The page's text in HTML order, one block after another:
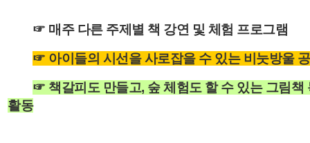
☞ 매주 다른 주제별 책 강연 및 체험 프로그램
☞ 아이들의 시선을 사로잡을 수 있는 비눗방울
☞ 책갈피도 만들고, 숲 체험도 할 수 있는 그림책
활동